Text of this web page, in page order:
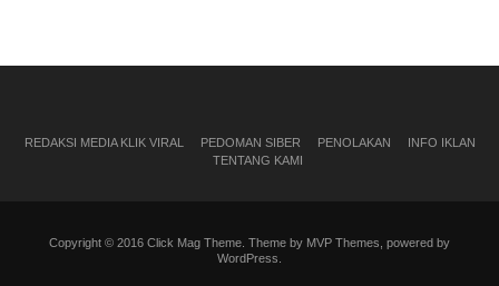
REDAKSI MEDIA KLIK VIRAL PEDOMAN SIBER PENOLAKAN
INFO IKLAN
TENTANG KAMI
Copyright © 2016 Click Mag Theme. Theme by MVP Themes, powered by
WordPress.